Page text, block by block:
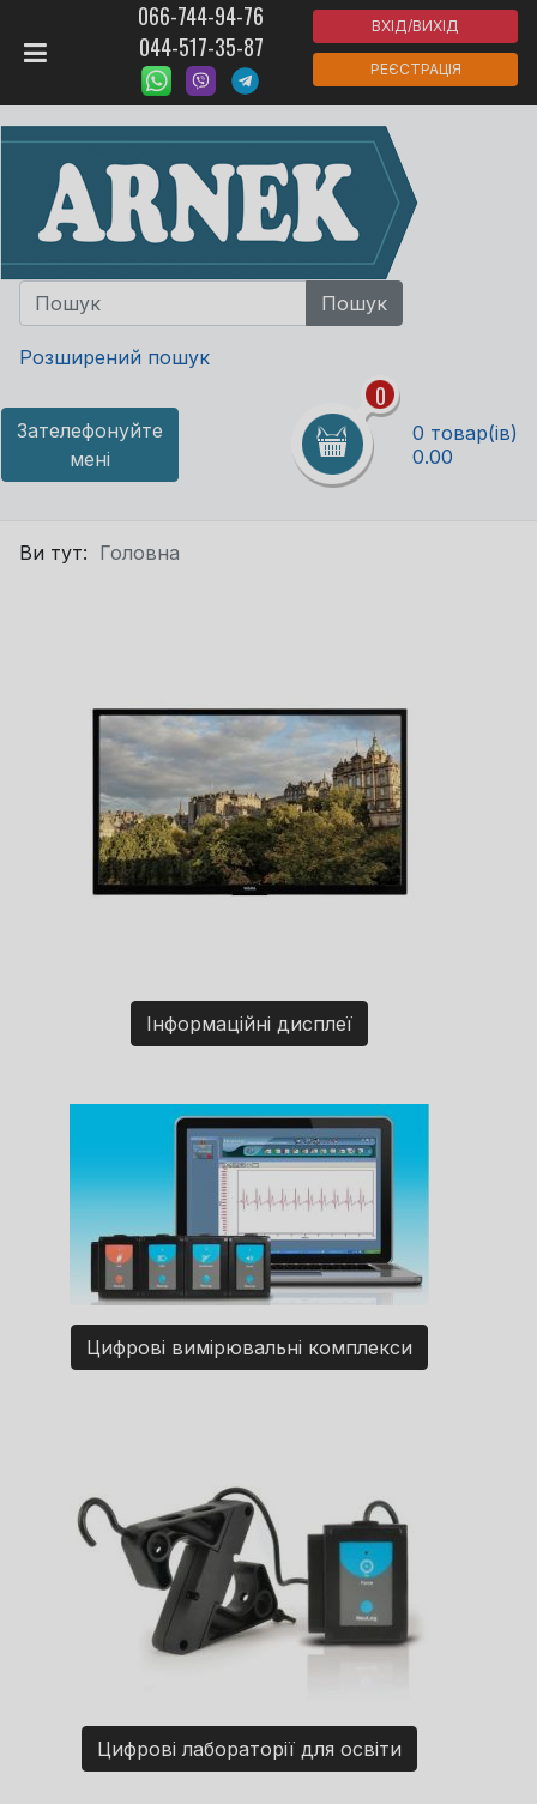
066-744-94-76
044-517-35-87
ВХІД/ВИХІД
РЕЄСТРАЦІЯ
Розширений пошук
Зателефонуйте
мені
0
0 товар(ів)
0.00
Ви тут: Головна
Інформаційні дисплеї
Цифрові вимірювальні комплекси
Цифрові лабораторії для освіти